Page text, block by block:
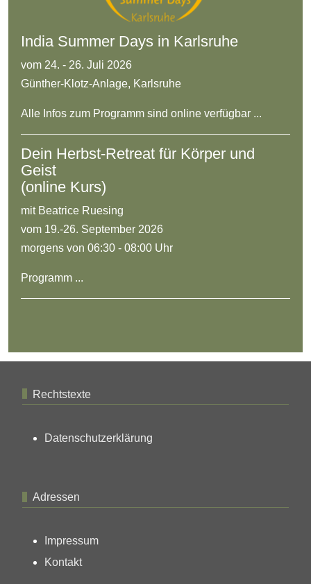
India Summer Days in Karlsruhe
vom 24. - 26. Juli 2026
Günther-Klotz-Anlage, Karlsruhe
Alle Infos zum Programm sind online verfügbar ...
Dein Herbst-Retreat für Körper und
Geist
(online Kurs)
mit Beatrice Ruesing
vom 19.-26. September 2026
morgens von 06:30 - 08:00 Uhr
Programm ...
Rechtstexte
Datenschutzerklärung
Adressen
Impressum
Kontakt